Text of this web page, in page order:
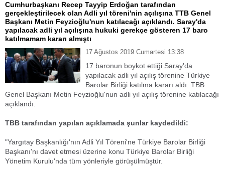
Cumhurbaşkanı Recep Tayyip Erdoğan tarafından
gerçekleştirilecek olan Adli yıl töreni'nin açılışına TTB Genel
Başkanı Metin Feyzioğlu'nun katılacağı açıklandı. Saray'da
yapılacak adli yıl açılışına hukuki gerekçe gösteren 17 baro
katılmamam kararı almıştı
17 Ağustos 2019 Cumartesi 13:38
17 baronun boykot ettiği Saray'da
yapılacak adli yıl açılış törenine Türkiye
Barolar Birliği katılma kararı aldı. TBB
Genel Başkanı Metin Feyzioğlu'nun adli yıl açılış törenine katılacağı
açıklandı.
TBB tarafından yapılan açıklamada şunlar kaydedildi:
"Yargıtay Başkanlığı'nın Adli Yıl Töreni'ne Türkiye Barolar Birliği
Başkanı'nı davet etmesi üzerine konu Türkiye Barolar Birliği
Yönetim Kurulu'nda tüm yönleriyle görüşülmüştür.